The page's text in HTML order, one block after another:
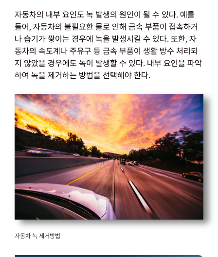
자동차의 내부 요인도 녹 발생의 원인이 될 수 있다. 예를
들어, 자동차의 불필요한 물로 인해 금속 부품이 접촉하거
나 습기가 쌓이는 경우에 녹을 발생시킬 수 있다. 또한, 자
동차의 속도계나 주유구 등 금속 부품이 생활 방수 처리되
지 않았을 경우에도 녹이 발생할 수 있다. 내부 요인을 파악
하여 녹을 제거하는 방법을 선택해야 한다.
자동차 녹 제거방법